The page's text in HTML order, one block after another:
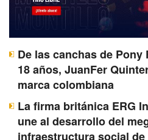
De las canchas de
18 años, JuanFer
marca colombiana
La firma británica ERG
une al desarrollo del
infraestructura social